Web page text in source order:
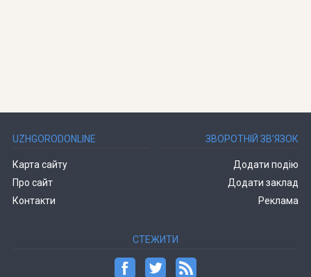
UZHGORODONLINE
Карта сайту
Про сайт
Контакти
ЗВОРОТНІЙ ЗВ’ЯЗОК
Додати подію
Додати заклад
Реклама
СТЕЖИТИ